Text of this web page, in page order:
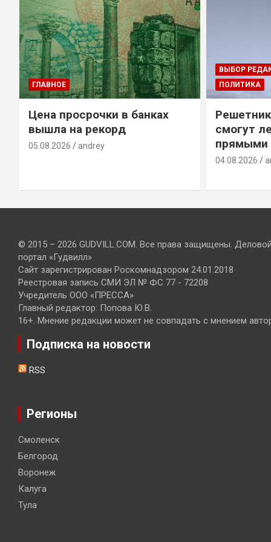
ГЛАВНОЕ
Цена просрочки в банках
вышла на рекорд
05.08.2026 andrey
ВЫБОР
ПОЛИТИКА
смогут
прямыми
04.08.2026
© 2015 – 2026 GUDVILL.COM. Все права защищены.
портал «Гудвилл»
Сайт зарегистрирован Роскомнадзором 24.01.2018
Реестровая запись СМИ ЭЛ № ФС 77 - 72208
Учредитель ООО «ПРЕССА»
Главный редактор: Попова Ю.В.
16+. Мнение редакции может не совпадать с мнением
Подписка на новости
RSS
Регионы
Смоленск
Белгород
Воронеж
Калуга
Тула